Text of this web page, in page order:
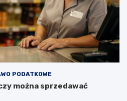
PODATKOWE
można sprzedawać